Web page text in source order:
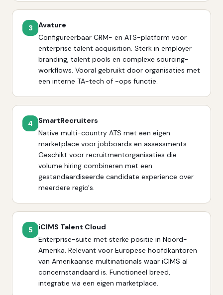
3
Avature
Configureerbaar CRM- en ATS-platform voor
enterprise talent acquisition. Sterk in employer
branding, talent pools en complexe sourcing-
workflows. Vooral gebruikt door organisaties met
een interne TA-tech of -ops functie.
4
SmartRecruiters
Native multi-country ATS met een eigen
marketplace voor jobboards en assessments.
Geschikt voor recruitmentorganisaties die
volume hiring combineren met een
gestandaardiseerde candidate experience over
meerdere regio's.
5
iCIMS Talent Cloud
Enterprise-suite met sterke positie in Noord-
Amerika. Relevant voor Europese hoofdkantoren
van Amerikaanse multinationals waar iCIMS al
concernstandaard is. Functioneel breed,
integratie via een eigen marketplace.